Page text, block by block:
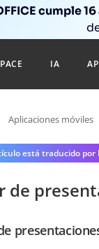
cumple
IA
Aplicaciones móviles
está traducido por
de